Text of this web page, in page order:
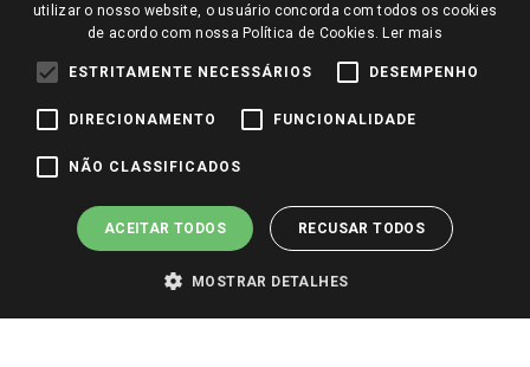
Perguntas frequentes
Identidade Visual
Redes Sociais
Pagamento e Segurança
utilizar o nosso website, o usuário concorda com todos os cookies
de acordo com nossa Política de Cookies. Ler mais
ESTRITAMENTE NECESSÁRIOS DESEMPENHO
DIRECIONAMENTO FUNCIONALIDADE
NÃO CLASSIFICADOS
ACEITAR TODOS RECUSAR TODOS
MOSTRAR DETALHES